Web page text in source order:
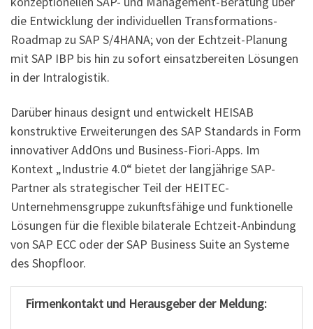
die Entwicklung der individuellen Transformations-
Roadmap zu SAP S/4HANA; von der Echtzeit-Planung
mit SAP IBP bis hin zu sofort einsatzbereiten Lösungen
in der Intralogistik.
Darüber hinaus designt und entwickelt HEISAB
konstruktive Erweiterungen des SAP Standards in Form
innovativer AddOns und Business-Fiori-Apps. Im
Kontext „Industrie 4.0“ bietet der langjährige SAP-
Partner als strategischer Teil der HEITEC-
Unternehmensgruppe zukunftsfähige und funktionelle
Lösungen für die flexible bilaterale Echtzeit-Anbindung
von SAP ECC oder der SAP Business Suite an Systeme
des Shopfloor.
Firmenkontakt und Herausgeber der Meldung: